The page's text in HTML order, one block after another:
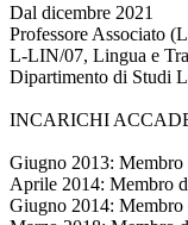
Dal dicembre 2021
Professore Associato
L-LIN/07, Lingua e
Dipartimento di Studi
INCARICHI
Giugno 2013: Membro
Aprile 2014: Membro
Giugno 2014: Membro